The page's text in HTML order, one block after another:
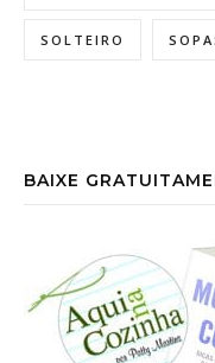
SOLTEIRO
BAIXE